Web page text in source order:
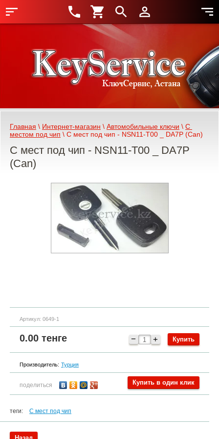
Главная \ Интернет-магазин \ Автомобильные ключи \ С
местом под чип \ С мест под чип - NSN11-T00 _ DA7P (Can)
С мест под чип - NSN11-T00 _ DA7P
(Can)
Артикул: 0649-1
0.00 тенге − +
Производитель: Турция
поделиться Купить в один клик
теги: С мест под чип